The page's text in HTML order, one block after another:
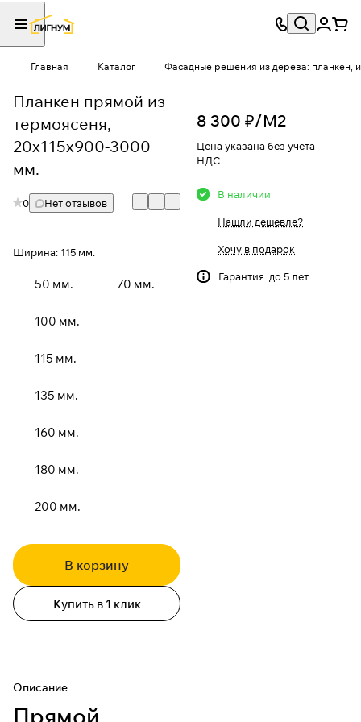
Главная Каталог Фасадные решения из дерева: планкен,
Планкен прямой из
термоясеня,
20x115x900-3000
мм.
0 Нет отзывов
Ширина: 115 мм.
50 мм. 70 мм.
100 мм.
115 мм.
135 мм.
160 мм.
180 мм.
200 мм.
В корзину
Купить в 1 клик
Описание
Прямой
8 300 ₽/М2
Цена указана без учета
НДС
В наличии
Нашли дешевле?
Хочу в подарок
Гарантия до 5 лет